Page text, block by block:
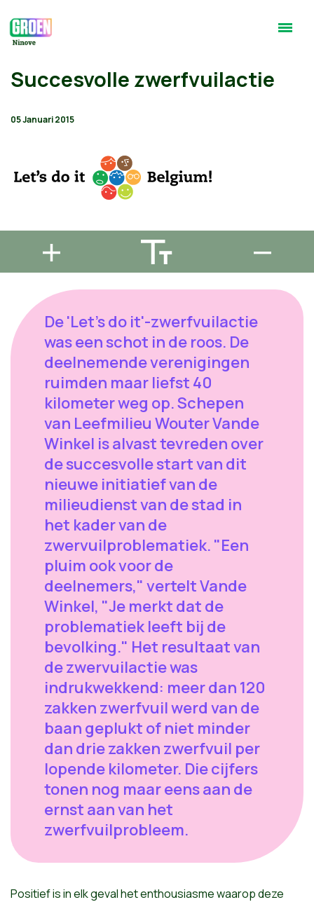
Succesvolle zwerfvuilactie
05 Januari 2015
De 'Let's do it'-zwerfvuilactie
was een schot in de roos. De
deelnemende verenigingen
ruimden maar liefst 40
kilometer weg op. Schepen
van Leefmilieu Wouter Vande
Winkel is alvast tevreden over
de succesvolle start van dit
nieuwe initiatief van de
milieudienst van de stad in
het kader van de
zwervuilproblematiek. "Een
pluim ook voor de
deelnemers," vertelt Vande
Winkel, "Je merkt dat de
problematiek leeft bij de
bevolking." Het resultaat van
de zwervuilactie was
indrukwekkend: meer dan 120
zakken zwerfvuil werd van de
baan geplukt of niet minder
dan drie zakken zwerfvuil per
lopende kilometer. Die cijfers
tonen nog maar eens aan de
ernst aan van het
zwerfvuilprobleem.
Positief is in elk geval het enthousiasme waarop deze